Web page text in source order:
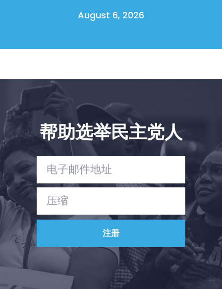
Shop
与我们合作
您的派对
行动
Vote
捐赠
August 6, 2026
帮助选举民主党人